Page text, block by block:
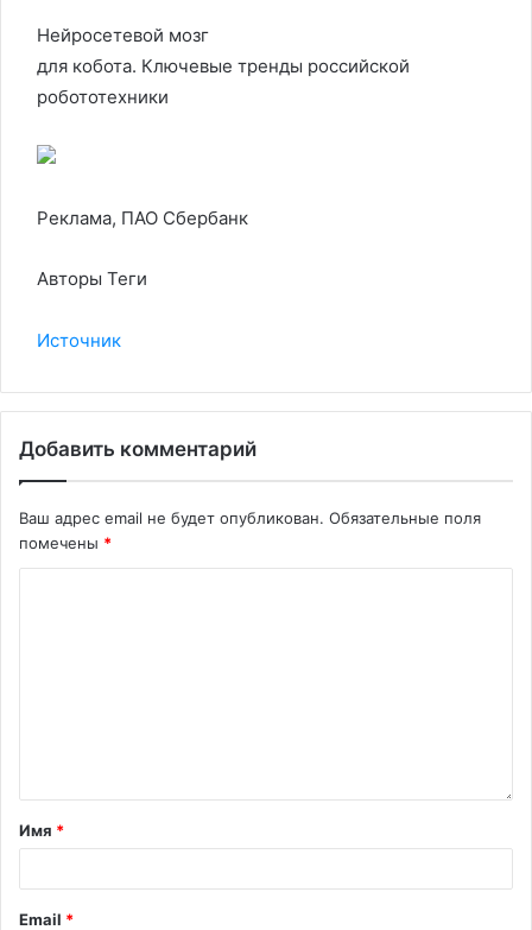
Нейросетевой мозг
для кобота. Ключевые тренды российской
робототехники
Реклама, ПАО Сбербанк
Авторы Теги
Источник
Добавить комментарий
Ваш адрес email не будет опубликован. Обязательные поля
помечены *
Имя *
Email *